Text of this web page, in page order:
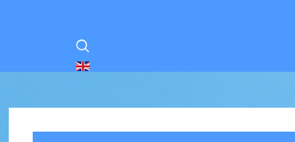
ОБЕРІТЬ СВОЮ МОВУ